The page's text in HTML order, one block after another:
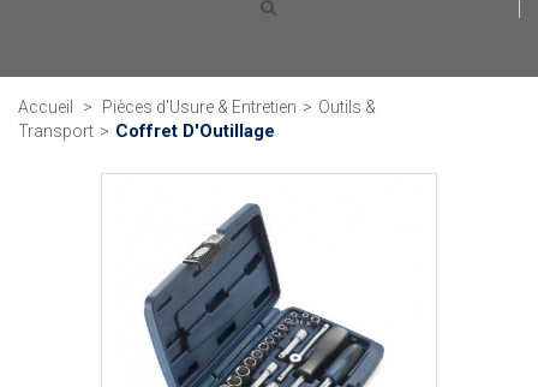
Accueil > Pièces d'Usure & Entretien > Outils &
Transport > Coffret D'Outillage